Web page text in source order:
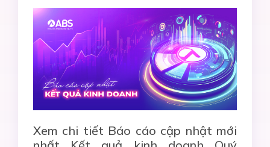
Xem chi tiết Báo cáo cập nhật mới